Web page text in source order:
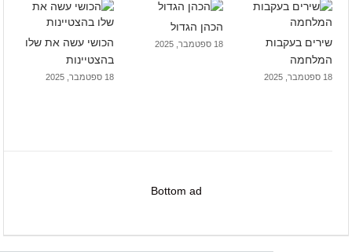
שירים בעקבות
המלחמה
18 ספטמבר, 2025
הכהן הגדול
18 ספטמבר, 2025
הכושי עשה את שלו
בהצטיינות
18 ספטמבר, 2025
Bottom ad